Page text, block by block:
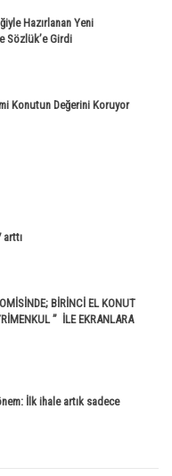
Hazırlanan Yeni
Sözlük’e Girdi
Konutun Değerini Koruyor
BİRİNCİ EL KONUT
” İLE EKRANLARA
İlk ihale artık sadece